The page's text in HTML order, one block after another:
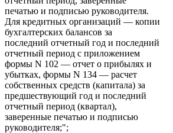
печатью и подписью руководителя.
Для кредитных организаций — копии
бухгалтерских балансов за
последний отчетный год и последний
отчетный период с приложением
формы N 102 — отчет о прибылях и
убытках, формы N 134 — расчет
собственных средств (капитала) за
предшествующий год и последний
отчетный период (квартал),
заверенные печатью и подписью
руководителя;";